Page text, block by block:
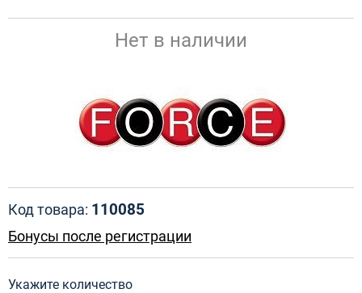
Нет в наличии
Код товара: 110085
Бонусы после регистрации
Укажите количество